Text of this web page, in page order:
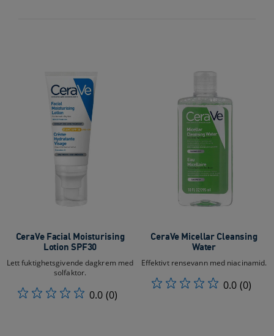
CeraVe Facial Moisturising
Lotion SPF30
Lett fuktighetsgivende dagkrem med
solfaktor.
0.0 (0)
CeraVe Micellar Cleansing
Water
Effektivt rensevann med niacinamid.
0.0 (0)